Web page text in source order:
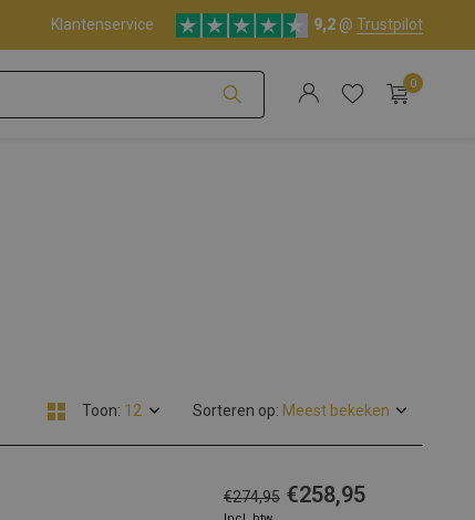
Deskundige klantenservice
Klantenservice 9,2 @ Trustpilot
0
Toon: Sorteren op:
€274,95 €258,95